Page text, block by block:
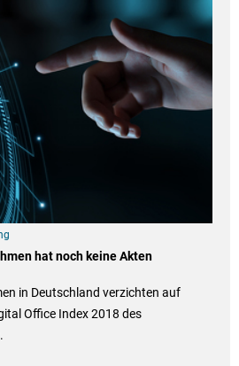
hat noch keine Akten
in Deutschland verzichten auf
Office Index 2018 des